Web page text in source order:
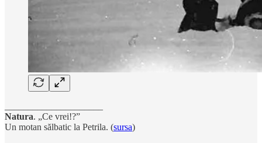
Natura. „Ce vrei!?”
Un motan sălbatic la Petrila. (sursa)